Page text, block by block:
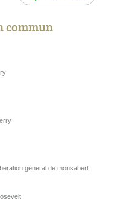
commun
general de monsabert